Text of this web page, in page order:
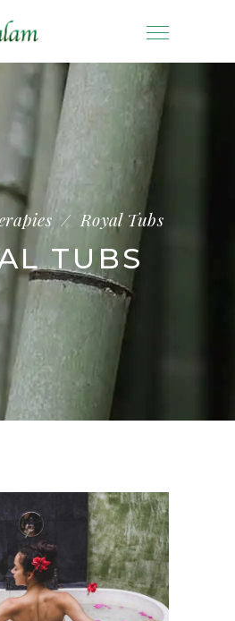
/ Royal Tubs
TUBS